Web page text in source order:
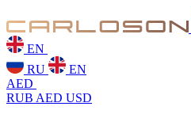
EN
RU
EN
AED
RUB AED USD